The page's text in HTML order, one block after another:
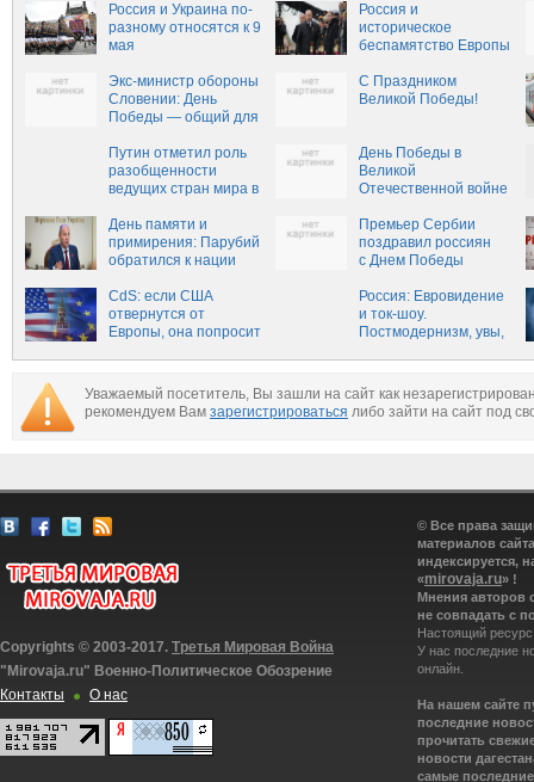
Россия и Украина по-
разному относятся к 9
мая
Россия и
историческое
беспамятство Европы
Экс-министр обороны
Словении: День
Победы — общий для
С Праздником
Великой Победы!
Путин отметил роль
разобщенности
ведущих стран мира в
День Победы в
Великой
Отечественной войне
День памяти и
примирения: Парубий
обратился к нации
Премьер Сербии
поздравил россиян
с Днем Победы
(ВИДЕО)
CdS: если США
отвернутся от
Европы, она попросит
Россия: Евровидение
и ток-шоу.
Постмодернизм, увы,
Уважаемый посетитель, Вы зашли на сайт как
рекомендуем Вам зарегистрироваться либо зайти на сайт под
Copyrights © 2003-2017. Третья Мировая Война
"Mirovaja.ru" Военно-Политическое Обозрение
Контакты
О нас
© Все права
материалов
индексируется,
«mirovaja.ru» !
Мнения авторов
не совпадать с
Настоящий
У нас последние
онлайн.
На нашем сайте
последние
прочитать
новости
самые